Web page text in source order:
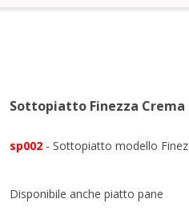
Sottopiatto Finezza Crema
sp002 - Sottopiatto modello
Disponibile anche piatto pane